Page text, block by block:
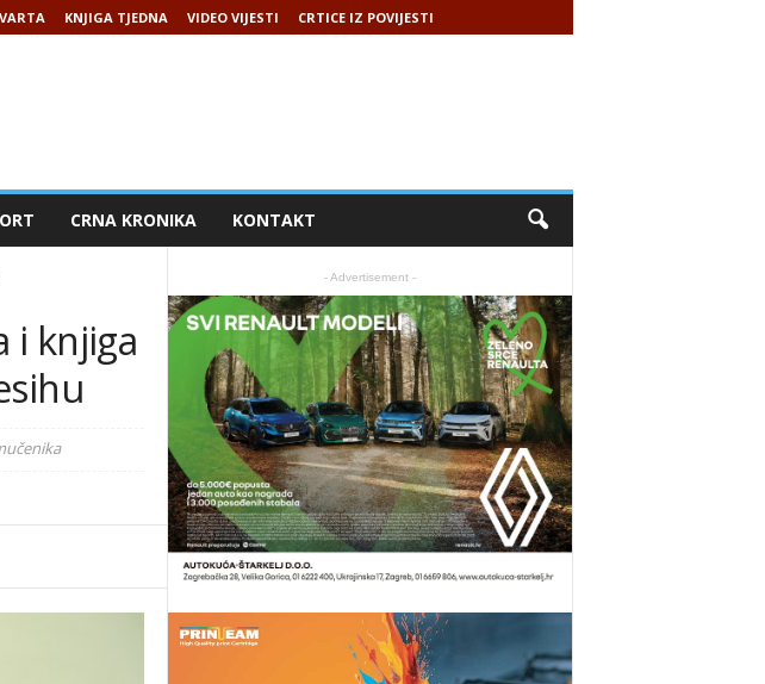
KNJIGA TJEDNA VIDEO VIJESTI CRTICE IZ POVIJESTI
CRNA KRONIKA KONTAKT
i knjiga
- Advertisement -